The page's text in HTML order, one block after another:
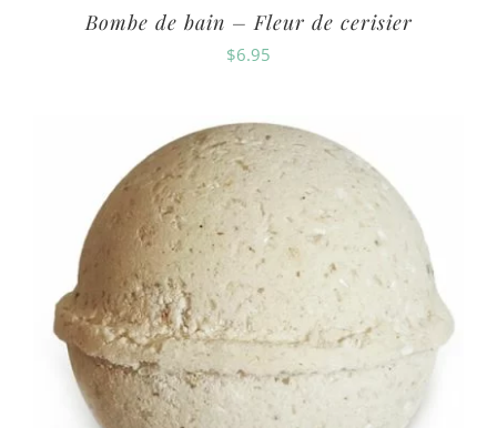
Bombe de bain – Fleur de cerisier
$6.95